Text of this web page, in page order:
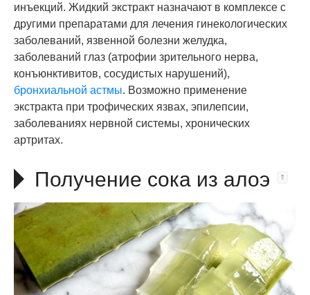
инъекций. Жидкий экстракт назначают в комплексе с
другими препаратами для лечения гинекологических
заболеваний, язвенной болезни желудка,
заболеваний глаз (атрофии зрительного нерва,
конъюнктивитов, сосудистых нарушений),
бронхиальной астмы. Возможно применение
экстракта при трофических язвах, эпилепсии,
заболеваниях нервной системы, хронических
артритах.
Получение сока из алоэ